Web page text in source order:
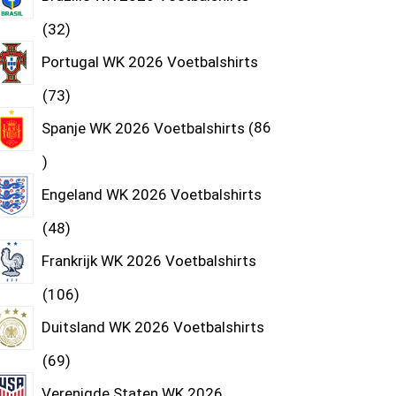
32
Portugal WK 2026 Voetbalshirts
73
Spanje WK 2026 Voetbalshirts 86
Engeland WK 2026 Voetbalshirts
48
Frankrijk WK 2026 Voetbalshirts
106
Duitsland WK 2026 Voetbalshirts
69